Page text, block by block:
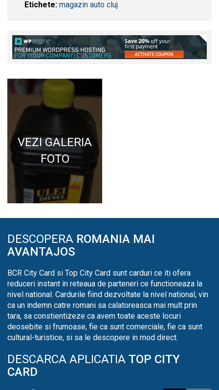
Etichete: magazin auto cluj
VEZI GALERIA
FOTO
DESCOPERA ROMANIA MAI
AVANTAJOS
BCR City Card si Top City Card sunt carduri ce iti ofera
reduceri instant in reteaua de parteneri ce functioneaza la
nivel national. Cardurile fiind dezvoltate la nivel national, vin
ca un indemn catre romani sa calatoreasca mai mult prin
tara, sa constientizeze ca avem toate aceste locuri
deosebite si frumoase, fie ca sunt comerciale, fie ca sunt
cultural-turistice, si sa le descopere in mod direct.
DESCARCA APLICATIA TOP CITY
CARD